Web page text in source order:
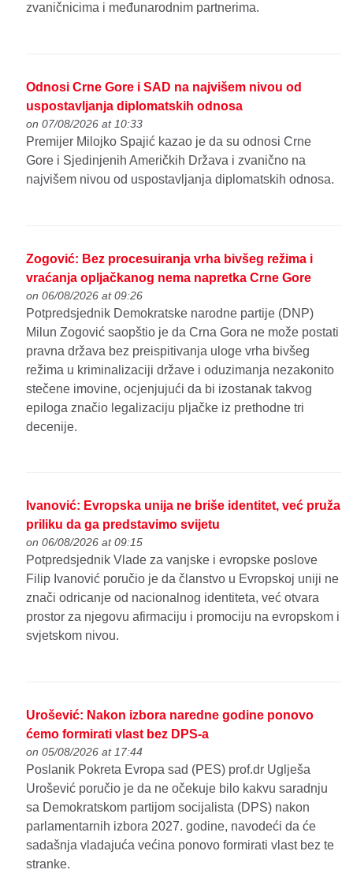
zvaničnicima i međunarodnim partnerima.
Odnosi Crne Gore i SAD na najvišem nivou od
uspostavljanja diplomatskih odnosa
on 07/08/2026 at 10:33
Premijer Milojko Spajić kazao je da su odnosi Crne
Gore i Sjedinjenih Američkih Država i zvanično na
najvišem nivou od uspostavljanja diplomatskih odnosa.
Zogović: Bez procesuiranja vrha bivšeg režima i
vraćanja opljačkanog nema napretka Crne Gore
on 06/08/2026 at 09:26
Potpredsjednik Demokratske narodne partije (DNP)
Milun Zogović saopštio je da Crna Gora ne može postati
pravna država bez preispitivanja uloge vrha bivšeg
režima u kriminalizaciji države i oduzimanja nezakonito
stečene imovine, ocjenjujući da bi izostanak takvog
epiloga značio legalizaciju pljačke iz prethodne tri
decenije.
Ivanović: Evropska unija ne briše identitet, već pruža
priliku da ga predstavimo svijetu
on 06/08/2026 at 09:15
Potpredsjednik Vlade za vanjske i evropske poslove
Filip Ivanović poručio je da članstvo u Evropskoj uniji ne
znači odricanje od nacionalnog identiteta, već otvara
prostor za njegovu afirmaciju i promociju na evropskom i
svjetskom nivou.
Urošević: Nakon izbora naredne godine ponovo
ćemo formirati vlast bez DPS-a
on 05/08/2026 at 17:44
Poslanik Pokreta Evropa sad (PES) prof.dr Uglješa
Urošević poručio je da ne očekuje bilo kakvu saradnju
sa Demokratskom partijom socijalista (DPS) nakon
parlamentarnih izbora 2027. godine, navodeći da će
sadašnja vladajuća većina ponovo formirati vlast bez te
stranke.